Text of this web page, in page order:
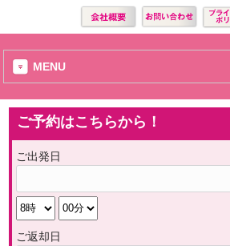
MENU
ご予約はこちらから！
ご出発日
ご返却日